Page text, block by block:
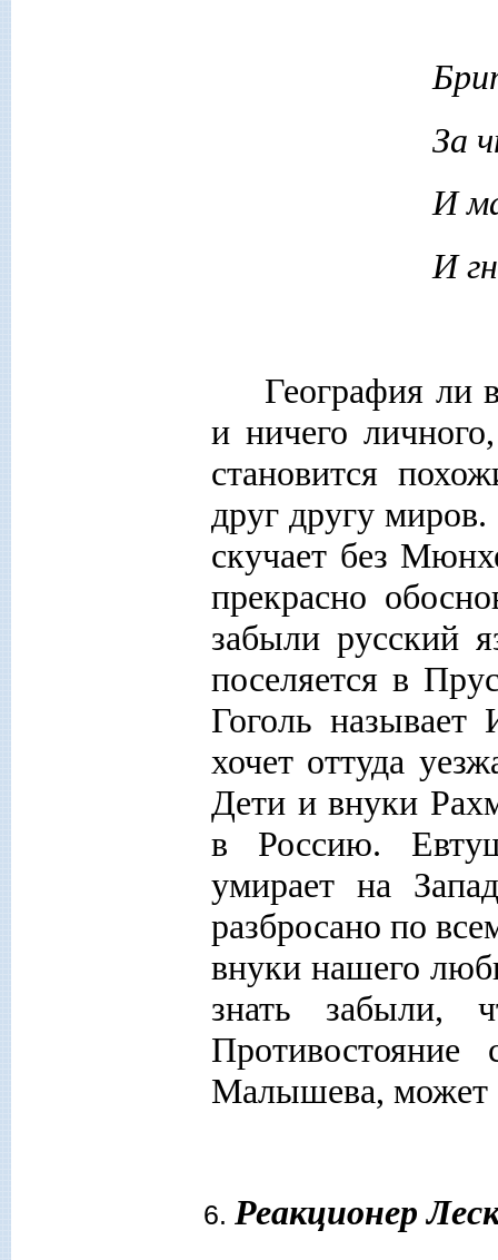
За
И
И
География ли
и ничего
становится
друг другу
скучает без
прекрасно
забыли русский
поселяется в
Гоголь
хочет оттуда
Дети и внуки
в Россию.
умирает на
разбросано по
внуки нашего
знать забыли,
Противостояние
Малышева, может
Реакционер